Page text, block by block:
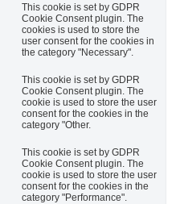
This cookie is set by GDPR
Cookie Consent plugin. The
cookies is used to store the
user consent for the cookies in
the category "Necessary".
This cookie is set by GDPR
Cookie Consent plugin. The
cookie is used to store the user
consent for the cookies in the
category "Other.
This cookie is set by GDPR
Cookie Consent plugin. The
cookie is used to store the user
consent for the cookies in the
category "Performance".